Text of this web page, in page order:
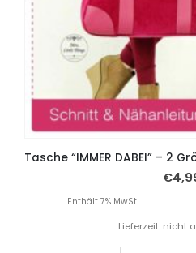
€
Enthält 7% MwSt.
Lieferzeit: nicht